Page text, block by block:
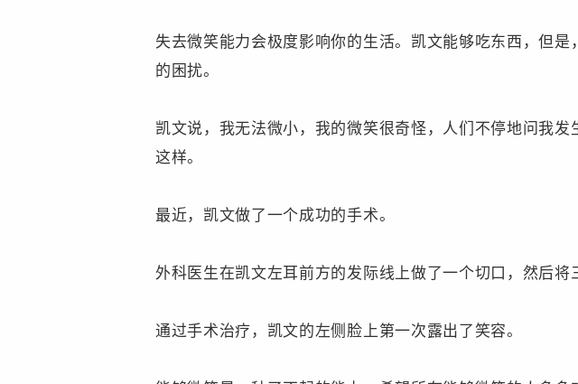
失去微笑能力会极度影响你的生活。凯文能够吃东西，但
的困扰。
凯文说，我无法微小，我的微笑很奇怪，人们不停地问我
这样。
最近，凯文做了一个成功的手术。
外科医生在凯文左耳前方的发际线上做了一个切口，然后
通过手术治疗，凯文的左侧脸上第一次露出了笑容。